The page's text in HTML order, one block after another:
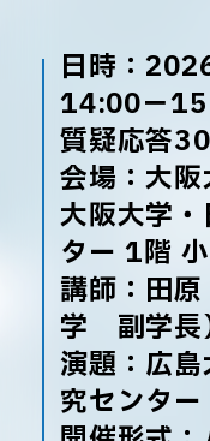
日時：
14:00－
質疑応答30
会場：大
大阪大学
ター 1階
講師：田
学 副学長
演題：広
究センタ